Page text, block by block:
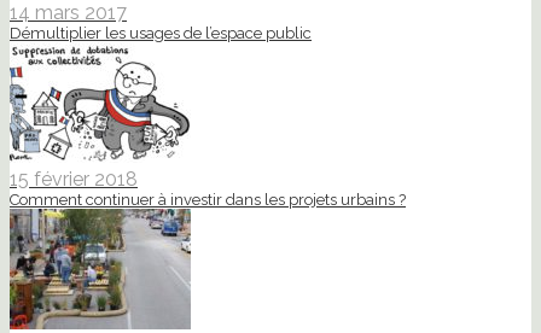
14 mars 2017
Démultiplier les usages de l’espace public
15 février 2018
Comment continuer à investir dans les projets urbains ?